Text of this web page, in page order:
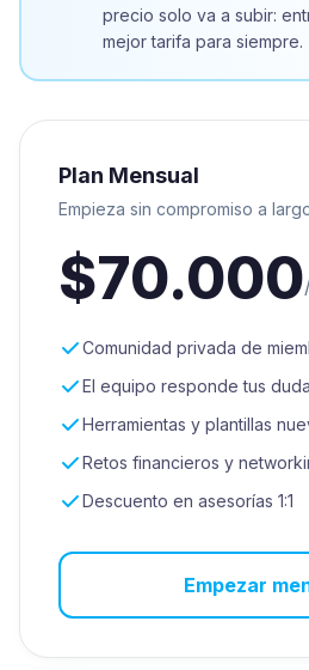
precio solo va a subir:
mejor tarifa para siempre.
Plan Mensual
Empieza sin compromiso a
$70.000
Comunidad privada de
El equipo responde tus
Herramientas y plantillas
Retos financieros y
Descuento en asesorías 1:1
Empezar